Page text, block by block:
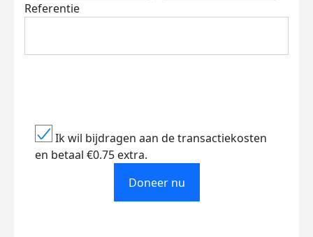
Referentie
Ik wil bijdragen aan de transactiekosten
en betaal €0.75 extra.
Doneer nu